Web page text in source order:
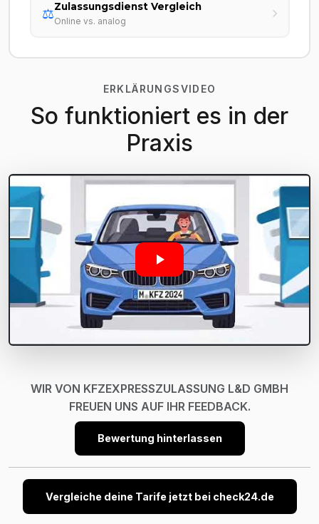
⚖️Zulassungsdienst Vergleich
Online vs. analog
ERKLÄRUNGSVIDEO
So funktioniert es in der
Praxis
WIR VON KFZEXPRESSZULASSUNG L&D GMBH
FREUEN UNS AUF IHR FEEDBACK.
Bewertung hinterlassen
Vergleiche deine Tarife jetzt bei check24.de